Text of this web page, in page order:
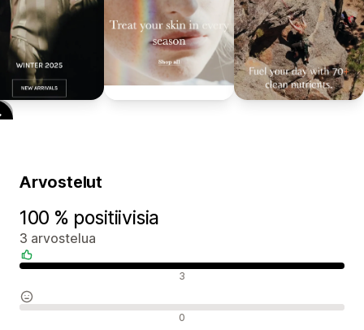
Arvostelut
100 % positiivisia
3 arvostelua
3
0